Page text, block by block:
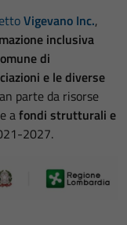
Vigevano Inc.,
inclusiva
di
e le diverse
parte da risorse
afondi strutturali e
2027.